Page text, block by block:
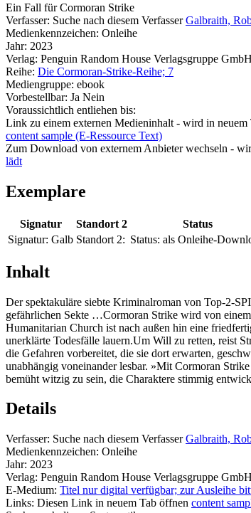
Ein Fall für Cormoran Strike
Verfasser: Suche nach diesem Verfasser Galbraith,
Medienkennzeichen: Onleihe
Jahr: 2023
Verlag: Penguin Random House Verlagsgruppe GmbH
Reihe: Die Cormoran-Strike-Reihe; 7
Mediengruppe: ebook
Vorbestellbar: Ja Nein
Voraussichtlich entliehen bis:
Link zu einem externen Medieninhalt - wird in neuem
content sample (E-Ressource Text)
Zum Download von externem Anbieter wechseln -
lädt
Exemplare
Signatur Standort 2 Status
Signatur: Galb Standort 2: Status: als Onleihe-
Inhalt
Der spektakuläre siebte Kriminalroman von Top-2-
gefährlichen Sekte …Cormoran Strike wird von
Humanitarian Church ist nach außen hin eine
unerklärte Todesfälle lauern.Um Will zu retten, reist
die Gefahren vorbereitet, die sie dort erwarten,
unabhängig voneinander lesbar. »Mit Cormoran
bemüht witzig zu sein, die Charaktere stimmig
Details
Verfasser: Suche nach diesem Verfasser Galbraith,
Medienkennzeichen: Onleihe
Jahr: 2023
Verlag: Penguin Random House Verlagsgruppe GmbH
E-Medium: Titel nur digital verfügbar; zur Ausleihe
Links: Diesen Link in neuem Tab öffnen content